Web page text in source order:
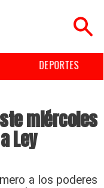
CULTURA
miércoles
Ley
a los poderes